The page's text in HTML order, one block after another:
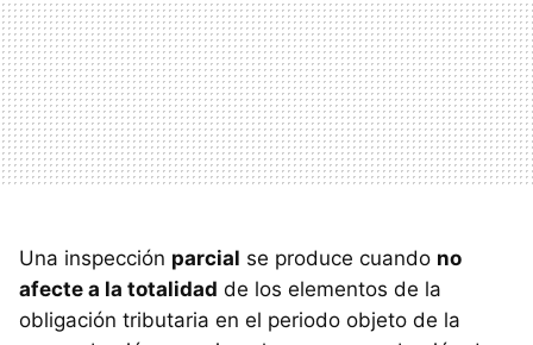
Una inspección parcial se produce cuando no
afecte a la totalidad de los elementos de la
obligación tributaria en el periodo objeto de la